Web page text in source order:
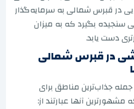
در قبرس شمالی به سرمایه‌گذار
بگیرد که به میزان
دست یابد.
در قبرس شمالی
جذاب‌ترین مناطق برای
آنها عبارتند از: